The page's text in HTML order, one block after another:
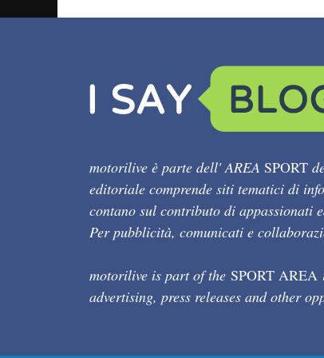
motorilive è parte dell' AREA SPORT
editoriale comprende siti tematici di
contano sul contributo di appassionati
Per pubblicità, comunicati e
motorilive is part of the SPORT AREA
advertising, press releases and other